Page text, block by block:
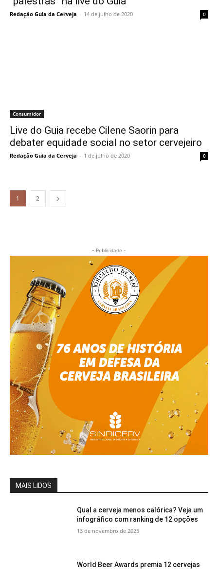
Redação Guia da Cerveja - 14 de julho de 2020 0
Consumidor
Live do Guia recebe Cilene Saorin para
debater equidade social no setor cervejeiro
Redação Guia da Cerveja - 1 de julho de 2020 0
1 2
- Publicidade -
MAIS LIDOS
Qual a cerveja menos calórica? Veja um
infográfico com ranking de 12 opções
13 de novembro de 2025
World Beer Awards premia 12 cervejas